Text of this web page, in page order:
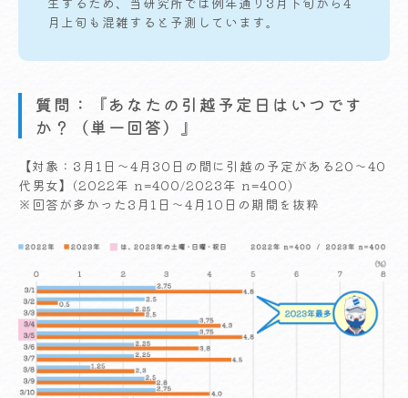
月上旬も混雑すると予測しています。
質問：『あなたの引越予定日はいつです
か？（単一回答）』
【対象：3月1日～4月30日の間に引越の予定がある20～40
代男女】(2022年 n=400/2023年 n=400)
※回答が多かった3月1日～4月10日の期間を抜粋